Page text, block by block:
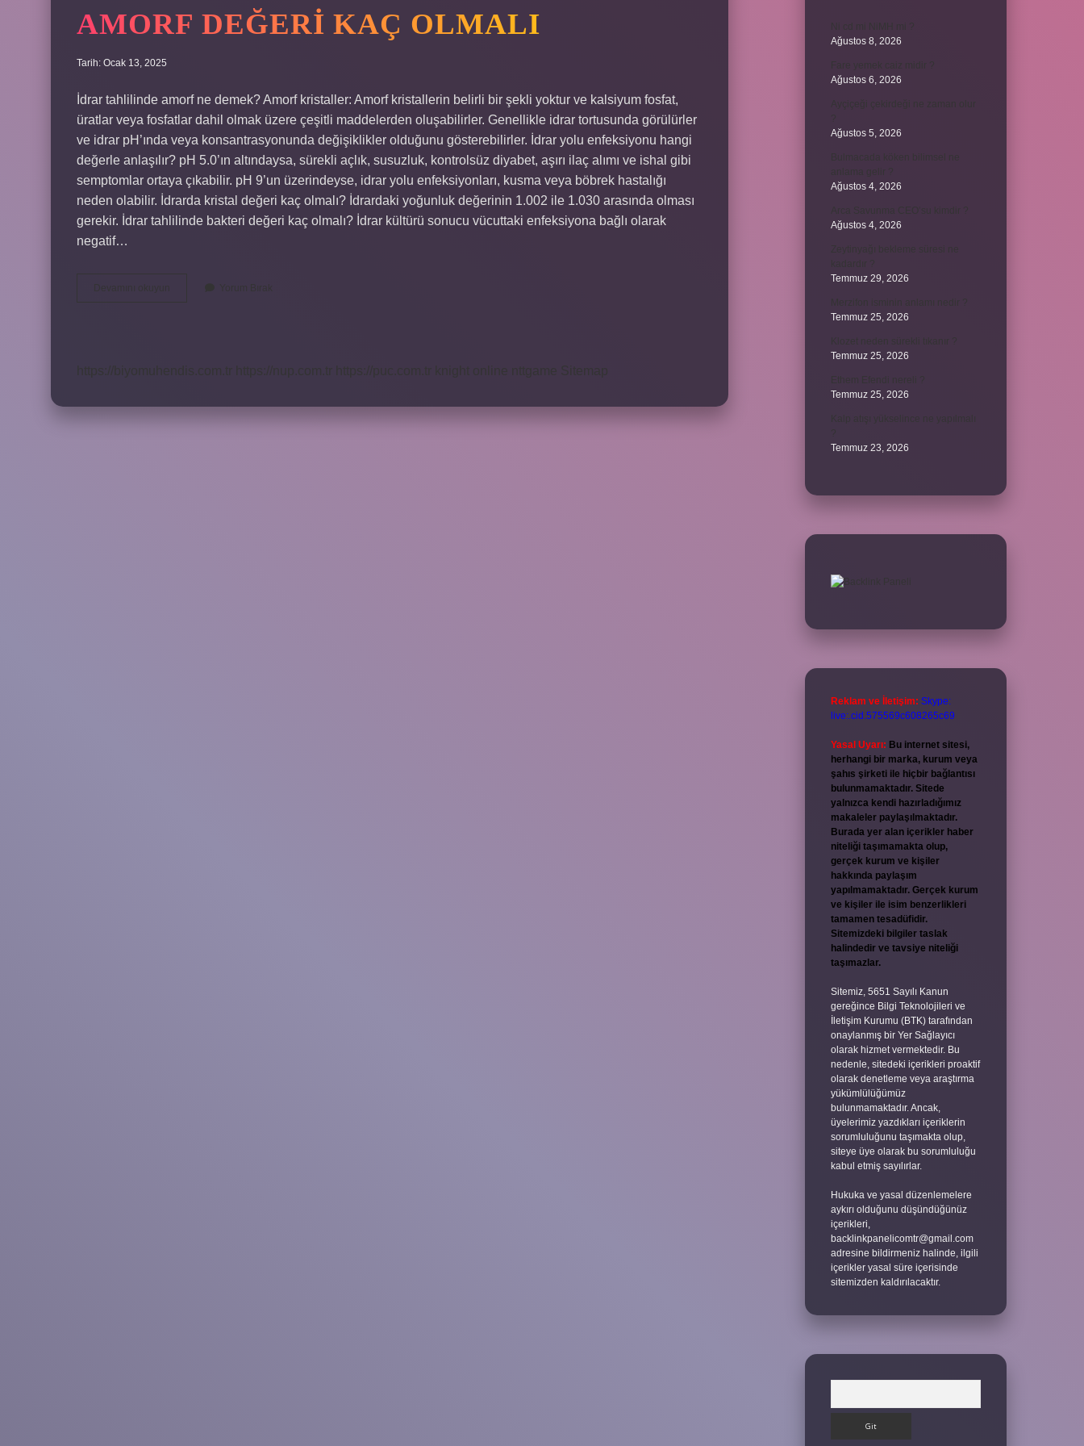
AMORF DEĞERI KAÇ OLMALI
Tarih: Ocak 13, 2025
İdrar tahlilinde amorf ne demek? Amorf kristaller: Amorf kristallerin belirli bir şekli yoktur ve kalsiyum fosfat,
üratlar veya fosfatlar dahil olmak üzere çeşitli maddelerden oluşabilirler. Genellikle idrar tortusunda görülürler
ve idrar pH’ında veya konsantrasyonunda değişiklikler olduğunu gösterebilirler. İdrar yolu enfeksiyonu hangi
değerle anlaşılır? pH 5.0’ın altındaysa, sürekli açlık, susuzluk, kontrolsüz diyabet, aşırı ilaç alımı ve ishal gibi
semptomlar ortaya çıkabilir. pH 9’un üzerindeyse, idrar yolu enfeksiyonları, kusma veya böbrek hastalığı
neden olabilir. İdrarda kristal değeri kaç olmalı? İdrardaki yoğunluk değerinin 1.002 ile 1.030 arasında olması
gerekir. İdrar tahlilinde bakteri değeri kaç olmalı? İdrar kültürü sonucu vücuttaki enfeksiyona bağlı olarak
negatif…
https://biyomuhendis.com.tr https://nup.com.tr https://puc.com.tr
Ağustos 8, 2026
Ağustos 6, 2026
Ağustos 5, 2026
Ağustos 4, 2026
Ağustos 4, 2026
Temmuz 29, 2026
Temmuz 25, 2026
Temmuz 25, 2026
Temmuz 25, 2026
Temmuz 23, 2026
Reklam ve İletişim: Skype:
live:.cid.575569c608265c69
Yasal Uyarı: Bu internet sitesi,
herhangi bir marka, kurum veya
şahıs şirketi ile hiçbir bağlantısı
bulunmamaktadır. Sitede
yalnızca kendi hazırladığımız
makaleler paylaşılmaktadır.
Burada yer alan içerikler haber
niteliği taşımamakta olup,
gerçek kurum ve kişiler
hakkında paylaşım
yapılmamaktadır. Gerçek kurum
ve kişiler ile isim benzerlikleri
tamamen tesadüfidir.
Sitemizdeki bilgiler taslak
halindedir ve tavsiye niteliği
taşımazlar.
Sitemiz, 5651 Sayılı Kanun
gereğince Bilgi Teknolojileri ve
İletişim Kurumu (BTK) tarafından
onaylanmış bir Yer Sağlayıcı
olarak hizmet vermektedir. Bu
nedenle, sitedeki içerikleri proaktif
olarak denetleme veya araştırma
yükümlülüğümüz
bulunmamaktadır. Ancak,
üyelerimiz yazdıkları içeriklerin
sorumluluğunu taşımakta olup,
siteye üye olarak bu sorumluluğu
kabul etmiş sayılırlar.
Hukuka ve yasal düzenlemelere
aykırı olduğunu düşündüğünüz
içerikleri,
backlinkpanelicomtr@gmail.com
adresine bildirmeniz halinde, ilgili
içerikler yasal süre içerisinde
sitemizden kaldırılacaktır.